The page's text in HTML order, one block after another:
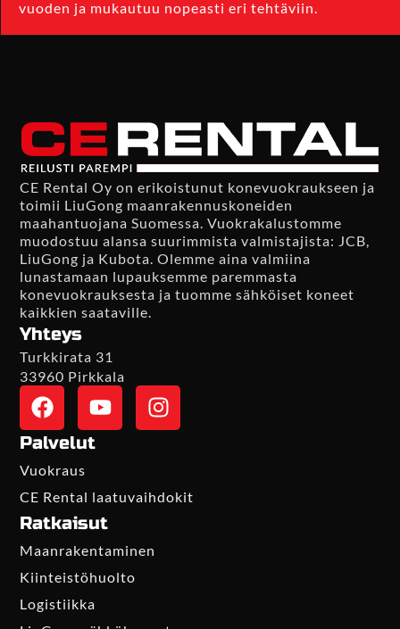
vuoden ja mukautuu nopeasti eri tehtäviin.
CE Rental Oy on erikoistunut konevuokraukseen ja
toimii LiuGong maanrakennuskoneiden
maahantuojana Suomessa. Vuokrakalustomme
muodostuu alansa suurimmista valmistajista: JCB,
LiuGong ja Kubota. Olemme aina valmiina
lunastamaan lupauksemme paremmasta
konevuokrauksesta ja tuomme sähköiset koneet
kaikkien saataville.
Yhteys
Turkkirata 31
33960 Pirkkala
Palvelut
Vuokraus
CE Rental laatuvaihdokit
Ratkaisut
Maanrakentaminen
Kiinteistöhuolto
Logistiikka